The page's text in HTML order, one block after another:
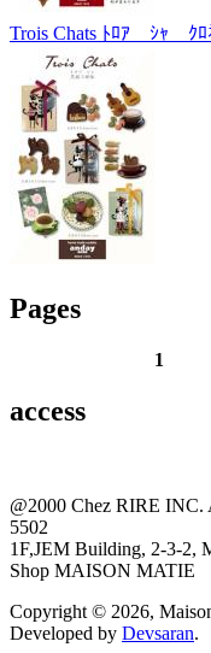
Trois Chats ﾄﾛｱ ｼｬ ｸﾛ
Pages
1
access
@2000 Chez RIRE INC.
5502
1F,JEM Building, 2-3-2,
Shop MAISON MATIE
Copyright © 2026,
Developed by Devsaran.